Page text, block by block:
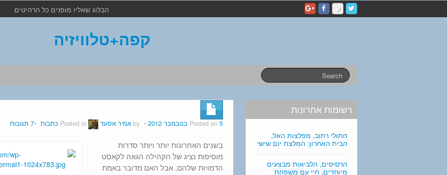
e
הבלוג שאליו מופנים כל הרהיטים
קפה+טלוויזיה
Posted on 5 בנובמבר 2012 by אמיר אסעד Posted in כתבות 7 תגובות
בשנים האחרונות יותר ויותר סדרות
מוסיפות נציג של הקהילה הגאה לקאסט
הדמויות שלהם, אבל האם מדובר באמת
רשומות אחרונות
חתולי רחוב, מפלצות האל,
הבית האחרון: המלצת יום שישי
הרסיסים, הלביאות מבצעים
מיוחדים, חיי עם משפחת